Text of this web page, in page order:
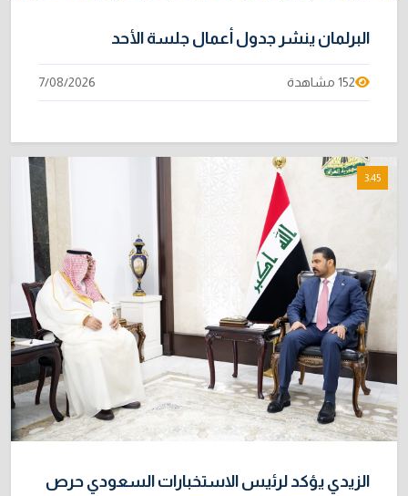
البرلمان ينشر جدول أعمال جلسة الأحد
152 مشاهدة 7/08/2026
3:45
الزيدي يؤكد لرئيس الاستخبارات السعودي حرص